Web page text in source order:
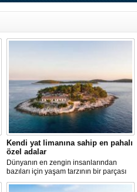
Kendi yat limanına sahip en pahalı
özel adalar
Dünyanın en zengin insanlarından
bazıları için yaşam tarzının bir parçası
sadece bir süper yat değil, aynı
zamanda kendi yat limanı, helikopter